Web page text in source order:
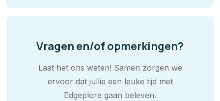
Vragen en/of opmerkingen?
Laat het ons weten! Samen zorgen we
ervoor dat jullie een leuke tijd met
Edgeplore gaan beleven.